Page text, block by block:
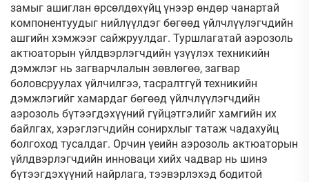
замыг ашиглан өрсөлдөхүйц үнээр өндөр чанартай
компонентуудыг нийлүүлдэг бөгөөд үйлчлүүлэгчдийн
ашгийн хэмжээг сайжруулдаг. Туршлагатай аэрозоль
актюаторын үйлдвэрлэгчдийн үзүүлэх техникийн
дэмжлэг нь загварчлалын зөвлөгөө, загвар
боловсруулах үйлчилгээ, тасралтгүй техникийн
дэмжлэгийг хамардаг бөгөөд үйлчлүүлэгчдийн
аэрозоль бүтээгдэхүүний гүйцэтгэлийг хамгийн их
байлгах, хэрэглэгчдийн сонирхлыг татаж чадахуйц
болгоход тусалдаг. Орчин үеийн аэрозоль актюаторын
үйлдвэрлэгчдийн инноваци хийх чадвар нь шинэ
бүтээгдэхүүний найрлага, тээвэрлэхэд бодитой